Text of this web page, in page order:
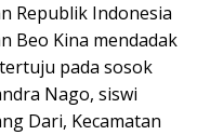
Republik Indonesia
Beo Kina mendadak
pada sosok
Nago, siswi
Dari, Kecamatan